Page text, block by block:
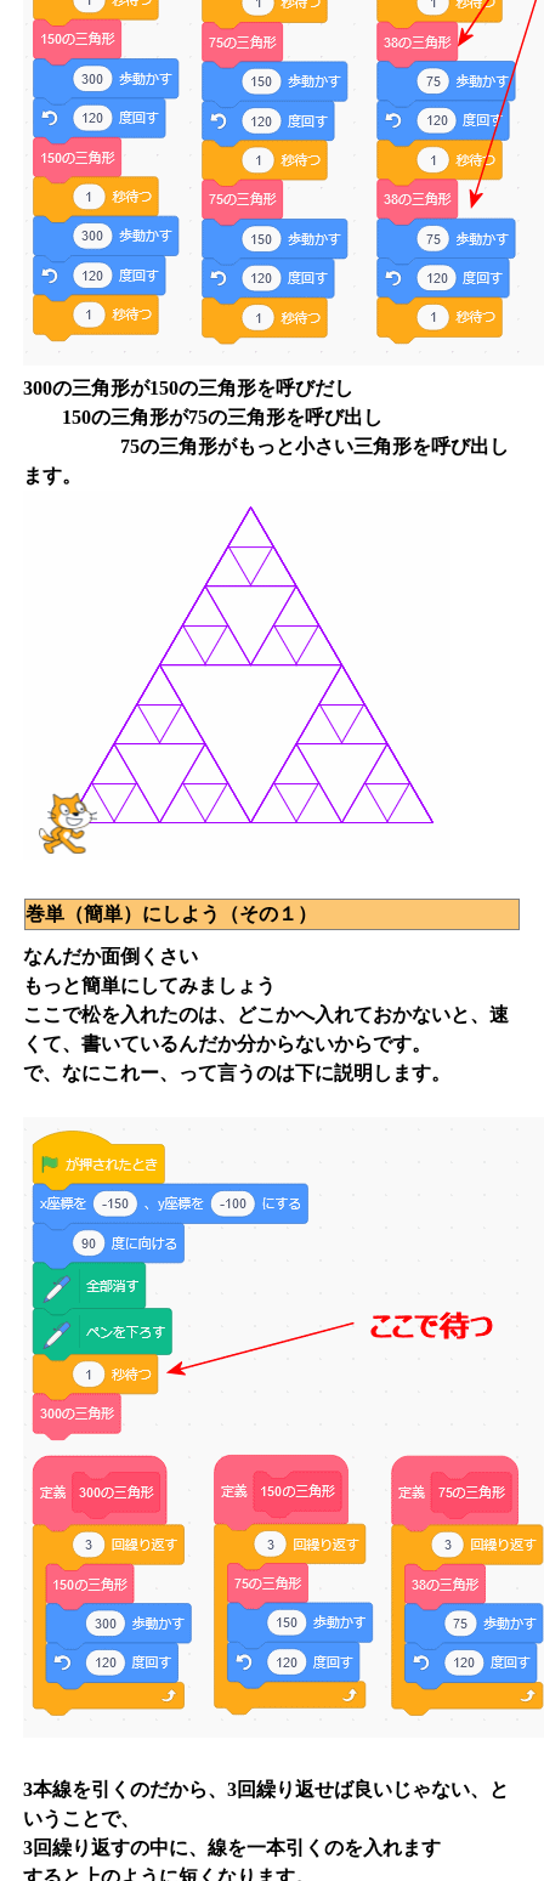
300の三角形が150の三角形を呼びだし
150の三角形が75の三角形を呼び出し
75の三角形がもっと小さい三角形を呼び出し
ます。
巻単（簡単）にしよう（その１）
なんだか面倒くさい
もっと簡単にしてみましょう
ここで松を入れたのは、どこかへ入れておかないと、速
くて、書いているんだか分からないからです。
で、なにこれー、って言うのは下に説明します。
3本線を引くのだから、3回繰り返せば良いじゃない、と
いうことで、
3回繰り返すの中に、線を一本引くのを入れます
すると上のように短くなります。